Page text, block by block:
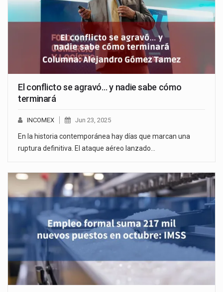
El conflicto se agravó… y nadie sabe cómo
terminará
INCOMEX Jun 23, 2025
En la historia contemporánea hay días que marcan una
ruptura definitiva. El ataque aéreo lanzado…